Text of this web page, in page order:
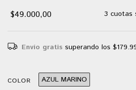
$49.000,00 3 cuotas
Envío gratis superando los
COLOR AZUL MARINO